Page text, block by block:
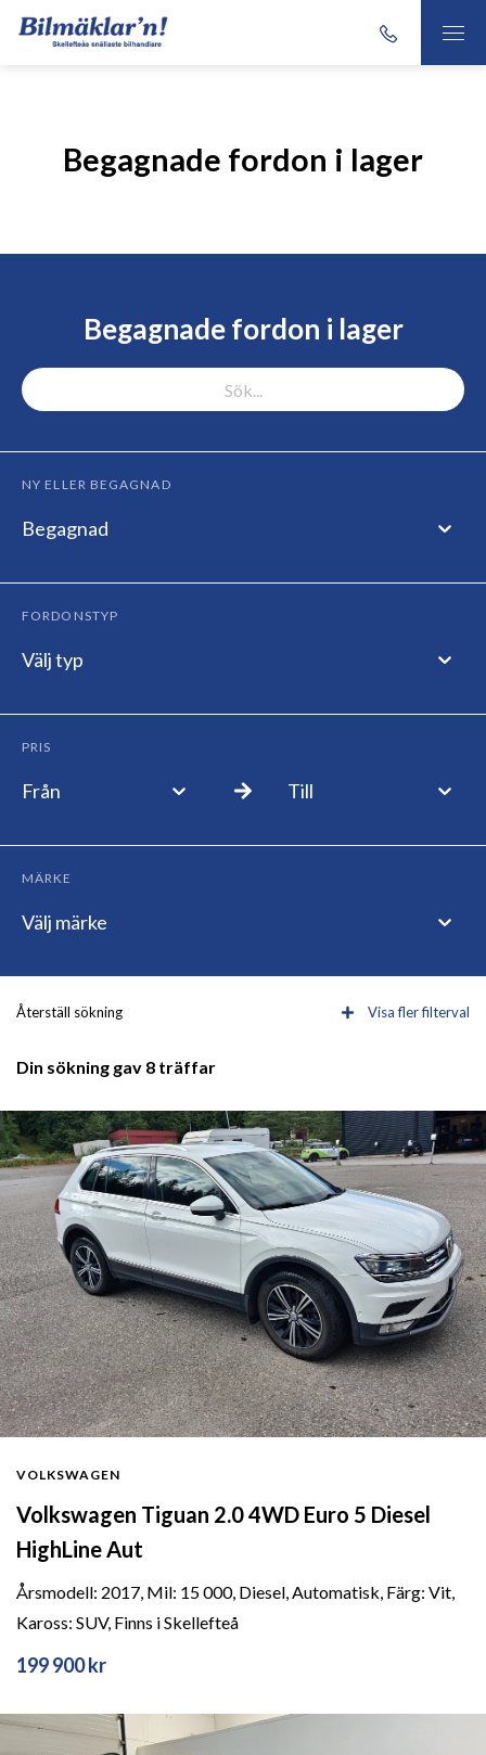
Begagnade fordon i lager
Begagnade fordon i lager
NY ELLER BEGAGNAD
Begagnad
FORDONSTYP
Välj typ
PRIS
Från Till
MÄRKE
Välj märke
Återställ sökning Visa fler filterval
Din sökning gav 8 träffar
VOLKSWAGEN
Volkswagen Tiguan 2.0 4WD Euro 5 Diesel
HighLine Aut
Årsmodell: 2017, Mil: 15 000, Diesel, Automatisk, Färg: Vit,
Kaross: SUV, Finns i Skellefteå
199 900 kr